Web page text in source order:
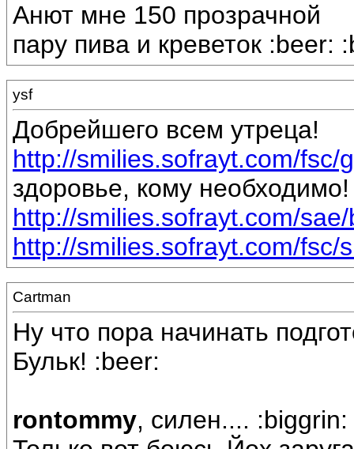
Анют мне 150 прозрачной
пару пива и креветок :beer:
ysf
Добрейшего всем утреца!
http://smilies.sofrayt.com/fsc/
здоровье, кому необходимо!
http://smilies.sofrayt.com/
http://smilies.sofrayt.com/fsc/
Cartman
Ну что пора начинать
Бульк! :beer:
rontommy, силен.... :biggrin: